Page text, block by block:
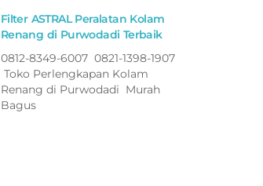
Filter ASTRAL Peralatan Kolam
Renang di Purwodadi Terbaik
0812-8349-6007 0821-1398-1907
Toko Perlengkapan Kolam
Renang di Purwodadi Murah
Bagus